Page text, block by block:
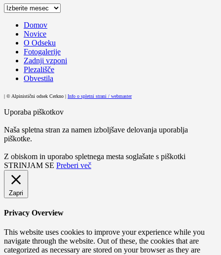
Arhiv
Domov
Novice
O Odseku
Fotogalerije
Zadnji vzponi
Plezališče
Obvestila
| © Alpinistični odsek Cerkno | Info o spletni strani / webmaster
Uporaba piškotkov
Naša spletna stran za namen izboljšave delovanja uporablja
piškotke.
Z obiskom in uporabo spletnega mesta soglašate s piškotki
STRINJAM SE Preberi več
Zapri
Privacy Overview
This website uses cookies to improve your experience while you
navigate through the website. Out of these, the cookies that are
categorized as necessary are stored on your browser as they are